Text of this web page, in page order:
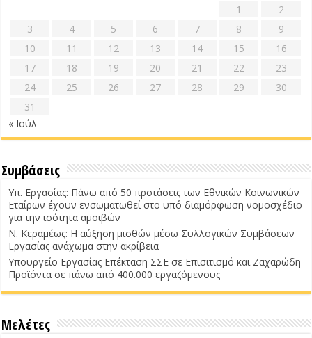
1
2
3
4 5 6 7 8
9
10
11 12 13 14 15
16
17
18 19 20 21 22
23
24
25 26 27 28 29
30
31
« Ιούλ
Συμβάσεις
Υπ. Εργασίας: Πάνω από 50 προτάσεις των Εθνικών Κοινωνικών
Εταίρων έχουν ενσωματωθεί στο υπό διαμόρφωση νομοσχέδιο
για την ισότητα αμοιβών
Ν. Κεραμέως: Η αύξηση μισθών μέσω Συλλογικών Συμβάσεων
Εργασίας ανάχωμα στην ακρίβεια
Υπουργείο Εργασίας Επέκταση ΣΣΕ σε Επισιτισμό και Ζαχαρώδη
Προϊόντα σε πάνω από 400.000 εργαζόμενους
Μελέτες